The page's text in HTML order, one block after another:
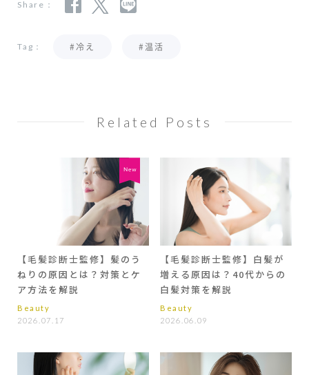
Share：
Tag： #冷え #温活
Related Posts
【毛髪診断士監修】髪のう
ねりの原因とは？対策とケ
ア方法を解説
Beauty
2026.07.17
【毛髪診断士監修】白髪が
増える原因は？40代からの
白髪対策を解説
Beauty
2026.06.09